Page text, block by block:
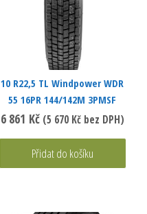
10 R22,5 TL Windpower WDR
55 16PR 144/142M 3PMSF
6 861 Kč (5 670 Kčbez DPH)
Přidat do košíku